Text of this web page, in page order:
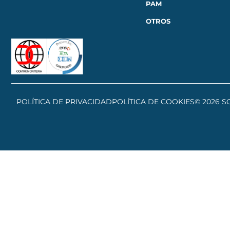
PAM
OTROS
POLÍTICA DE PRIVACIDADPOLÍTICA DE COOKIES© 2026